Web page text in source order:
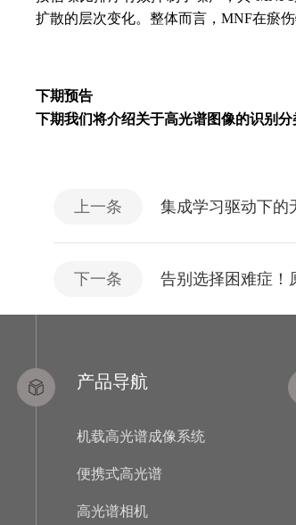
扩散的层次变化。整体而言，MNF在瘀
下期预告
下期我们将介绍关于高光谱图像的识别
上一条 集成学习驱动下的
下一条 告别选择困难症！
产品导航
机载高光谱成像系统
便携式高光谱
高光谱相机